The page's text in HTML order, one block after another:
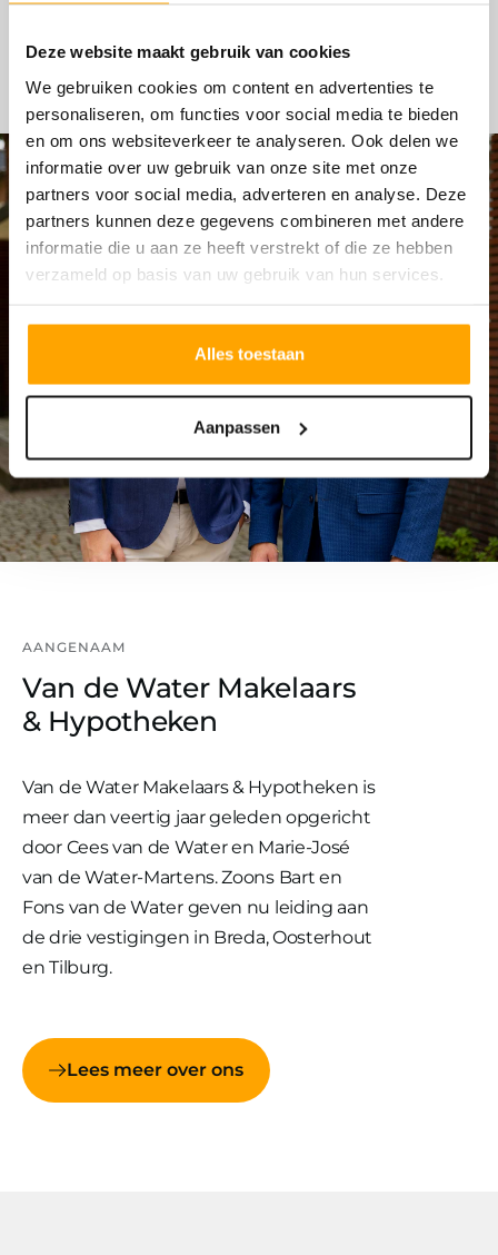
Deze website maakt gebruik van cookies
We gebruiken cookies om content en advertenties te
personaliseren, om functies voor social media te bieden
en om ons websiteverkeer te analyseren. Ook delen we
informatie over uw gebruik van onze site met onze
partners voor social media, adverteren en analyse. Deze
partners kunnen deze gegevens combineren met andere
informatie die u aan ze heeft verstrekt of die ze hebben
verzameld op basis van uw gebruik van hun services.
Alles toestaan
Aanpassen
AANGENAAM
Van de Water Makelaars
& Hypotheken
Van de Water Makelaars & Hypotheken is
meer dan veertig jaar geleden opgericht
door Cees van de Water en Marie-José
van de Water-Martens. Zoons Bart en
Fons van de Water geven nu leiding aan
de drie vestigingen in Breda, Oosterhout
en Tilburg.
Lees meer over ons